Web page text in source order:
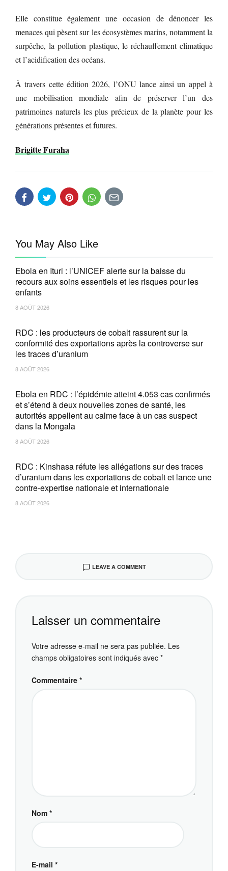
Elle constitue également une occasion de dénoncer les
menaces qui pèsent sur les écosystèmes marins, notamment la
surpêche, la pollution plastique, le réchauffement climatique
et l’acidification des océans.
À travers cette édition 2026, l’ONU lance ainsi un appel à
une mobilisation mondiale afin de préserver l’un des
patrimoines naturels les plus précieux de la planète pour les
générations présentes et futures.
Brigitte Furaha
You May Also Like
Ebola en Ituri : l’UNICEF alerte sur la baisse du
recours aux soins essentiels et les risques pour les
enfants
8 AOÛT 2026
RDC : les producteurs de cobalt rassurent sur la
conformité des exportations après la controverse sur
les traces d’uranium
8 AOÛT 2026
Ebola en RDC : l’épidémie atteint 4.053 cas confirmés
et s’étend à deux nouvelles zones de santé, les
autorités appellent au calme face à un cas suspect
dans la Mongala
8 AOÛT 2026
RDC : Kinshasa réfute les allégations sur des traces
d’uranium dans les exportations de cobalt et lance une
contre-expertise nationale et internationale
8 AOÛT 2026
LEAVE A COMMENT
Laisser un commentaire
Votre adresse e-mail ne sera pas publiée. Les
champs obligatoires sont indiqués avec *
Commentaire *
Nom *
E-mail *